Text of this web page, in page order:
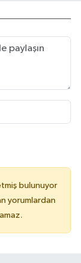
bulunuyor
yorumlardan